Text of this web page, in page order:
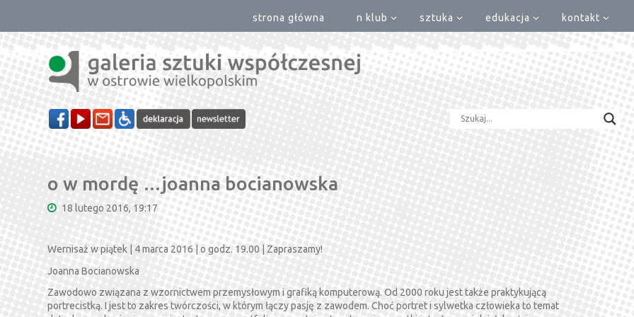
strona główna n klub sztuka edukacja kontakt
o w mordę …joanna bocianowska
18 lutego 2016, 19:17
Wernisaż w piątek | 4 marca 2016 | o godz. 19.00 | Zapraszamy!
Joanna Bocianowska
Zawodowo związana z wzornictwem przemysłowym i grafiką komputerową. Od 2000 roku jest także praktykującą
portrecistką. I jest to zakres twórczości, w którym łączy pasję z zawodem. Choć portret i sylwetka człowieka to temat